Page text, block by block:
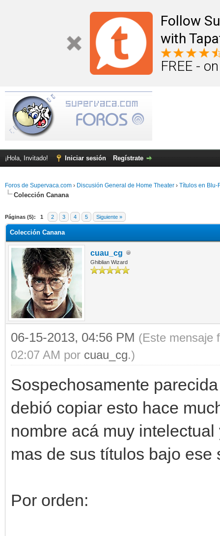
Follow
with
FREE -
¡Hola, Invitado! Iniciar sesión Regístrate
Foros de Supervaca.com › Discusión General de Home Theater › Títulos en Blu-
Colección Canana
Páginas (5): 1 2 3 4 5 Siguiente »
Colección Canana
cuau_cg
Ghiblian Wizard
06-15-2013, 04:56 PM (Este mensaje
02:07 AM por cuau_cg.)
Sospechosamente
debió copiar esto hace
nombre acá muy
mas de sus títulos bajo ese
Por orden: